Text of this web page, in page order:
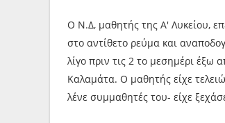
Ο Ν.Δ, μαθητής της Α' Λυκείου,
στο αντίθετο ρεύμα και
λίγο πριν τις 2 το μεσημέρι
Καλαμάτα. Ο μαθητής είχε
λένε συμμαθητές του- είχε